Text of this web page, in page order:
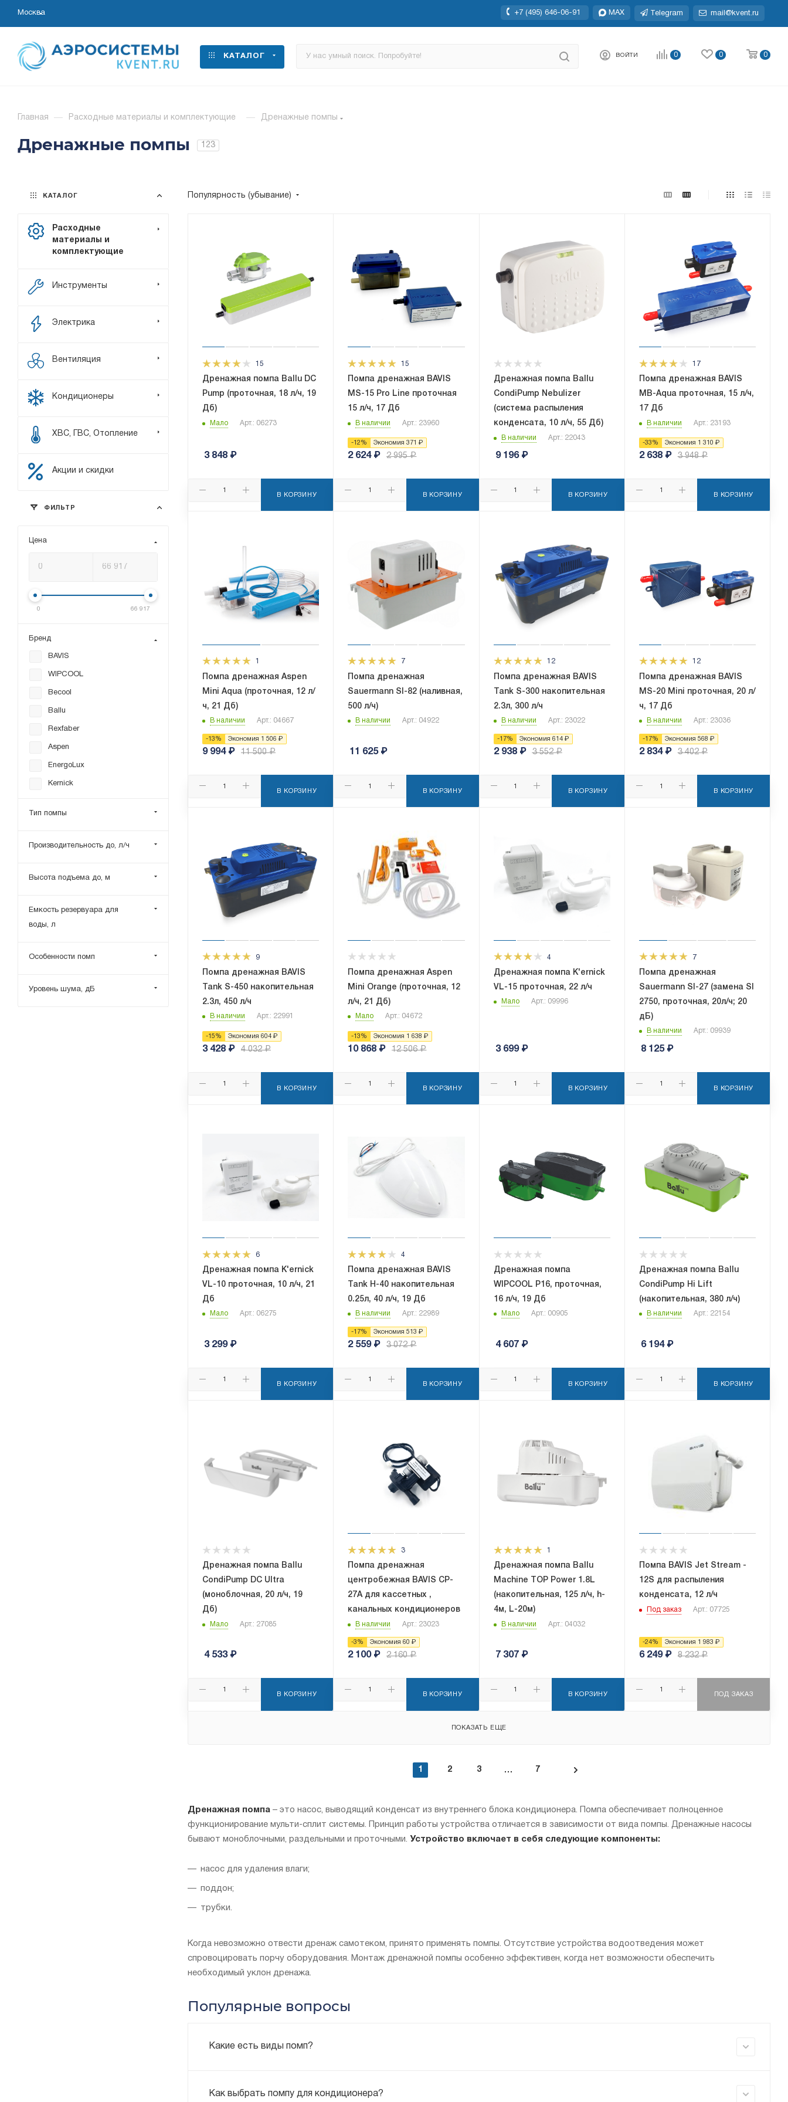
Москва +7 (495) 646-06-91 MAX Telegram mail@kvent.ru
КАТАЛОГ ВОЙТИ 0 0 0
Главная — Расходные материалы и комплектующие — Дренажные помпы
Дренажные помпы 123
Популярность (убывание)
15
Дренажная помпа Ballu DC
Pump (проточная, 18 л/ч, 19
Дб)
Мало Арт.: 06273
3 848 ₽
В КОРЗИНУ
15
Помпа дренажная BAVIS
MS-15 Pro Line проточная
15 л/ч, 17 Дб
В наличии Арт.: 23960
-12 % Экономия371 ₽
2 624₽ 2 995₽
В КОРЗИНУ
Дренажная помпа Ballu
CondiPump Nebulizer
(система распыления
конденсата, 10 л/ч, 55 Дб)
В наличии Арт.: 22043
9 196₽
В КОРЗИНУ
17
Помпа дренажная BAVIS
MB-Aqua проточная, 15 л/ч,
17 Дб
В наличии Арт.: 23193
-33 % Экономия 1 310 ₽
2 638₽ 3 948₽
В КОРЗИНУ
1
Помпа дренажная Aspen
Mini Aqua (проточная, 12 л/
ч, 21 Дб)
В наличии Арт.: 04667
-13 % Экономия 1 506 ₽
9 994₽ 11 500₽
В КОРЗИНУ
7
Помпа дренажная
Sauermann SI-82 (наливная,
500 л/ч)
В наличии Арт.: 04922
11 625₽
В КОРЗИНУ
12
Помпа дренажная BAVIS
Tank S-300 накопительная
2.3л, 300 л/ч
В наличии Арт.: 23022
-17% Экономия 614₽
2 938₽ 3 552₽
В КОРЗИНУ
12
Помпа дренажная BAVIS
MS-20 Mini проточная, 20 л/
ч, 17 Дб
В наличии Арт.: 23036
-17% Экономия 568 ₽
2 834₽ 3 402₽
В КОРЗИНУ
9
Помпа дренажная BAVIS
Tank S-450 накопительная
2.3л, 450 л/ч
В наличии Арт.: 22991
-15 % Экономия 604 ₽
3 428 ₽ 4 032₽
В КОРЗИНУ
Помпа дренажная Aspen
Mini Orange (проточная, 12
л/ч, 21 Дб)
Мало Арт.: 04672
-13 % Экономия 1 638 ₽
10 868 ₽ 12 506₽
В КОРЗИНУ
4
Дренажная помпа K'ernick
VL-15 проточная, 22 л/ч
Мало Арт.: 09996
3 699₽
В КОРЗИНУ
7
Помпа дренажная
Sauermann SI-27 (замена SI
2750, проточная, 20л/ч; 20
дБ)
В наличии Арт.: 09939
8 125₽
В КОРЗИНУ
6
Дренажная помпа K'ernick
VL-10 проточная, 10 л/ч, 21
Дб
Мало Арт.: 06275
3 299₽
В КОРЗИНУ
4
Помпа дренажная BAVIS
Tank H-40 накопительная
0.25л, 40 л/ч, 19 Дб
В наличии Арт.: 22989
-17% Экономия513 ₽
2 559₽ 3 072₽
В КОРЗИНУ
Дренажная помпа
WIPCOOL P16, проточная,
16 л/ч, 19 Дб
Мало Арт.: 00905
4 607 ₽
В КОРЗИНУ
Дренажная помпа Ballu
CondiPump Hi Lift
(накопительная, 380 л/ч)
В наличии Арт.: 22154
6 194₽
В КОРЗИНУ
Дренажная помпа Ballu
CondiPump DC Ultra
(моноблочная, 20 л/ч, 19
Дб)
Мало Арт.: 27085
4 533₽
В КОРЗИНУ
3
Помпа дренажная
центробежная BAVIS СP-
27A для кассетных ,
канальных кондиционеров
В наличии Арт.: 23023
-3 % Экономия60 ₽
2 100₽ 2 160₽
В КОРЗИНУ
1
Дренажная помпа Ballu
Machine TOP Power 1.8L
(накопительная, 125 л/ч, h-
4м, L-20м)
В наличии Арт.: 04032
7 307 ₽
В КОРЗИНУ
Помпа BAVIS Jet Stream -
12S для распыления
конденсата, 12 л/ч
Под заказ Арт.: 07725
-24% Экономия 1 983 ₽
6 249₽ 8 232₽
ПОД ЗАКАЗ
ПОКАЗАТЬ ЕЩЕ
1 2 3 7
Дренажная помпа – это насос, выводящий конденсат из внутреннего блока кондиционера. Помпа обеспечивает полноценное
функционирование мульти-сплит системы. Принцип работы устройства отличается в зависимости от вида помпы. Дренажные насосы
бывают моноблочными, раздельными и проточными. Устройство включает в себя следующие компоненты:
насос для удаления влаги;
поддон;
трубки.
Когда невозможно отвести дренаж самотеком, принято применять помпы. Отсутствие устройства водоотведения может
спровоцировать порчу оборудования. Монтаж дренажной помпы особенно эффективен, когда нет возможности обеспечить
необходимый уклон дренажа.
Популярные вопросы
Какие есть виды помп?
Как выбрать помпу для кондиционера?
КАТАЛОГ
Расходные
материалы и
комплектующие
Инструменты
Электрика
Вентиляция
Кондиционеры
ХВС, ГВС, Отопление
Акции и скидки
ФИЛЬТР
Цена
0 66 917
Бренд
BAVIS
WIPCOOL
Becool
Ballu
Rexfaber
Aspen
EnergoLux
Kernick
Siccom
Тип помпы
Производительность до, л/ч
Высота подъема до, м
Емкость резервуара для
воды, л
Особенности помп
Уровень шума, дБ